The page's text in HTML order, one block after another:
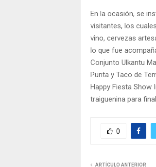
En la ocasión, se
visitantes, los
vino, cervezas
lo que fue
Conjunto Ulkantu
Punta y Taco de
Happy Fiesta Show
traiguenina para
0
ARTÍCULO ANTERIOR